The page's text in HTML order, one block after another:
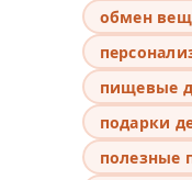
обмен
пищевые
подарки
полезные